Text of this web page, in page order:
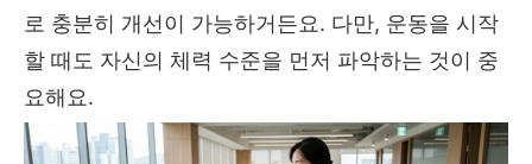
로 충분히 개선이 가능하거든요. 다만, 운동을 시작
할 때도 자신의 체력 수준을 먼저 파악하는 것이 중
요해요.